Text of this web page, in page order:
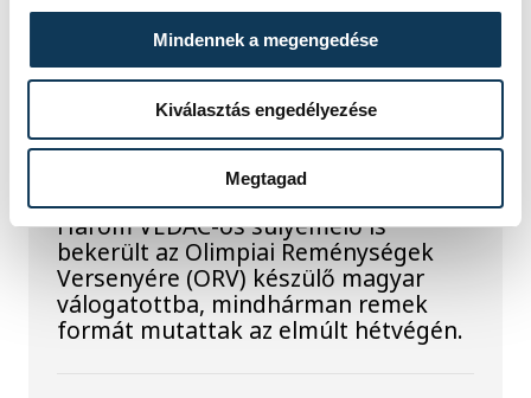
Mindennek a megengedése
Kiválasztás engedélyezése
Megtagad
SPORT
Súlyos sikerek küszöbén
Három VEDAC-os súlyemelő is
bekerült az Olimpiai Reménységek
Versenyére (ORV) készülő magyar
válogatottba, mindhárman remek
formát mutattak az elmúlt hétvégén.